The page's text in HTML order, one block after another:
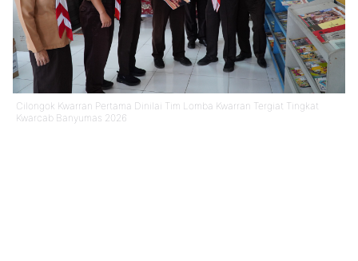
Cilongok Kwarran Pertama Dinilai Tim Lomba Kwarran Tergiat Tingkat
Kwarcab Banyumas 2026